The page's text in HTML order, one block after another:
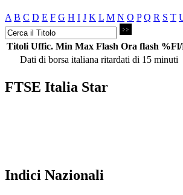
A B C D E F G H I J K L M N O P Q R S T
Titoli Uffic. Min Max Flash Ora flash
Dati di borsa italiana ritardati di 15 minuti
FTSE Italia Star
Indici Nazionali